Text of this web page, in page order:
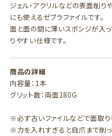
ジェル・アクリルなどの表面削り
にも使えるゼブラファイルです。
面と面の間に薄いスポンジが入
りやすい仕様です。
商品の詳細
内容量：1本
グリット数：両面180G
※必ず古いファイルなどで面取り
※力を入れすぎると自爪まで削